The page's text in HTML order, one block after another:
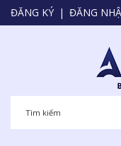
ĐĂNG KÝ | ĐĂNG